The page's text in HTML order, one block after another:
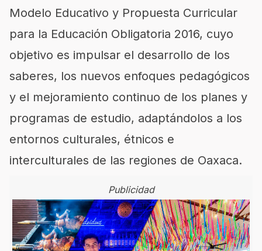
Modelo Educativo y Propuesta Curricular
para la Educación Obligatoria 2016, cuyo
objetivo es impulsar el desarrollo de los
saberes, los nuevos enfoques pedagógicos
y el mejoramiento continuo de los planes y
programas de estudio, adaptándolos a los
entornos culturales, étnicos e
interculturales de las regiones de Oaxaca.
Publicidad